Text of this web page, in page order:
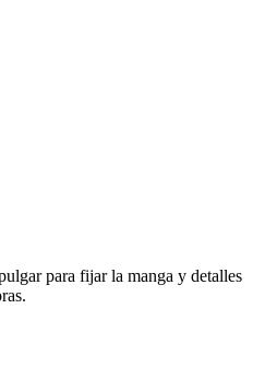
para fijar la manga y detalles